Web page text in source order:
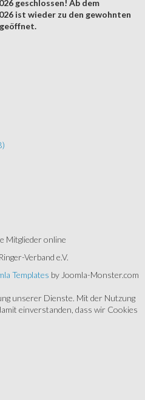
geschlossen! Ab dem
ist wieder zu den gewohnten
Mitglieder online
Verband e.V.
Templates by Joomla-Monster.com
unserer Dienste. Mit der Nutzung
einverstanden, dass wir Cookies